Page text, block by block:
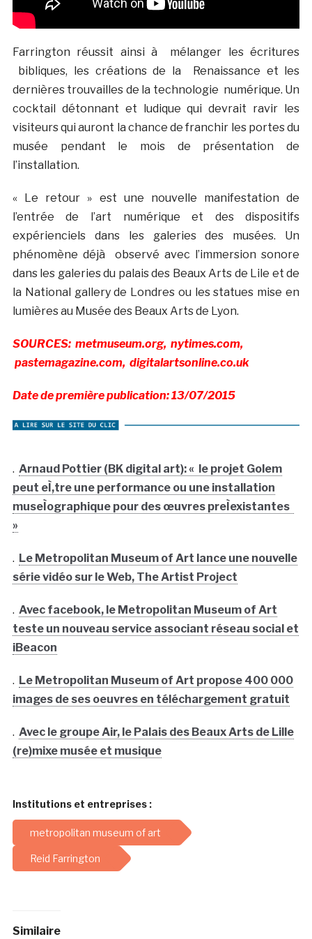
Farrington réussit ainsi à mélanger les écritures
bibliques, les créations de la Renaissance et les
dernières trouvailles de la technologie numérique. Un
cocktail détonnant et ludique qui devrait ravir les
visiteurs qui auront la chance de franchir les portes du
musée pendant le mois de présentation de
l’installation.
« Le retour » est une nouvelle manifestation de
l’entrée de l’art numérique et des dispositifs
expérienciels dans les galeries des musées. Un
phénomène déjà observé avec l’immersion sonore
dans les galeries du palais des Beaux Arts de Lile et de
la National gallery de Londres ou les statues mise en
lumières au Musée des Beaux Arts de Lyon.
SOURCES: metmuseum.org, nytimes.com,
pastemagazine.com, digitalartsonline.co.uk
Date de première publication: 13/07/2015
. Arnaud Pottier (BK digital art): « le projet Golem
peut eÌ‚tre une performance ou une installation
museÌographique pour des œuvres preÌexistantes
»
. Le Metropolitan Museum of Art lance une nouvelle
série vidéo sur le Web, The Artist Project
. Avec facebook, le Metropolitan Museum of Art
teste un nouveau service associant réseau social et
iBeacon
. Le Metropolitan Museum of Art propose 400 000
images de ses oeuvres en téléchargement gratuit
. Avec le groupe Air, le Palais des Beaux Arts de Lille
(re)mixe musée et musique
Institutions et entreprises :
metropolitan museum of art
Reid Farrington
Similaire